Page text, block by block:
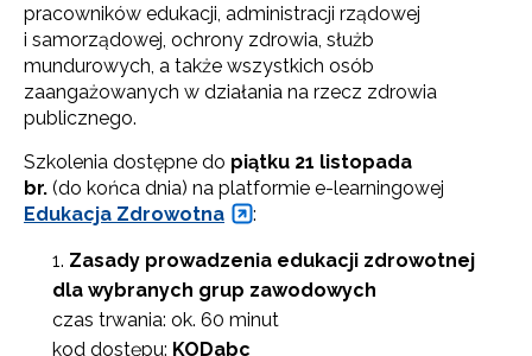
pracowników edukacji, administracji rządowej
i samorządowej, ochrony zdrowia, służb
mundurowych, a także wszystkich osób
zaangażowanych w działania na rzecz zdrowia
publicznego.
Szkolenia dostępne do piątku 21 listopada
br. (do końca dnia) na platformie e-learningowej
Edukacja Zdrowotna
:
Zasady prowadzenia edukacji zdrowotnej
dla wybranych grup zawodowych
czas trwania: ok. 60 minut
kod dostępu: KODabc